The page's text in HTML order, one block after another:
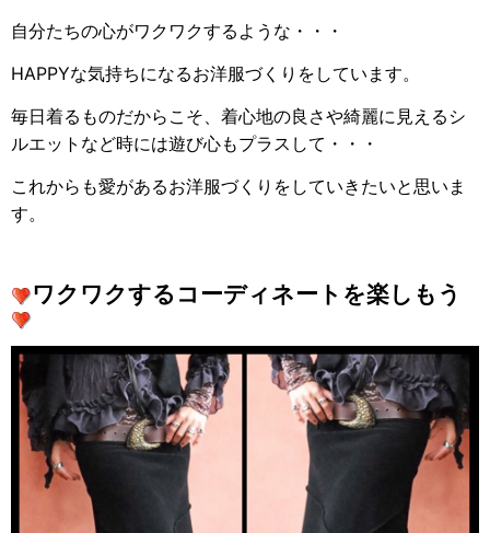
自分たちの心がワクワクするような・・・
HAPPYな気持ちになるお洋服づくりをしています。
毎日着るものだからこそ、着心地の良さや綺麗に見えるシ
ルエットなど時には遊び心もプラスして・・・
これからも愛があるお洋服づくりをしていきたいと思いま
す。
ワクワクするコーディネートを楽しもう